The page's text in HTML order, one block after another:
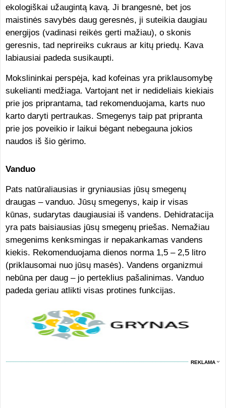
ekologiškai užaugintą kavą. Ji brangesnė, bet jos
maistinės savybės daug geresnės, ji suteikia daugiau
energijos (vadinasi reikės gerti mažiau), o skonis
geresnis, tad neprireiks cukraus ar kitų priedų. Kava
labiausiai padeda susikaupti.
Mokslininkai perspėja, kad kofeinas yra priklausomybę
sukelianti medžiaga. Vartojant net ir nedideliais kiekiais
prie jos priprantama, tad rekomenduojama, karts nuo
karto daryti pertraukas. Smegenys taip pat pripranta
prie jos poveikio ir laikui bėgant nebegauna jokios
naudos iš šio gėrimo.
Vanduo
Pats natūraliausias ir gryniausias jūsų smegenų
draugas – vanduo. Jūsų smegenys, kaip ir visas
kūnas, sudarytas daugiausiai iš vandens. Dehidratacija
yra pats baisiausias jūsų smegenų priešas. Nemažiau
smegenims kenksmingas ir nepakankamas vandens
kiekis. Rekomenduojama dienos norma 1,5 – 2,5 litro
(priklausomai nuo jūsų masės). Vandens organizmui
nebūna per daug – jo perteklius pašalinimas. Vanduo
padeda geriau atlikti visas protines funkcijas.
REKLAMA